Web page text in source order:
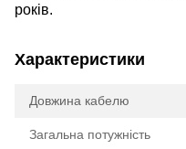
років.
Характеристики
Довжина кабелю
Загальна потужність